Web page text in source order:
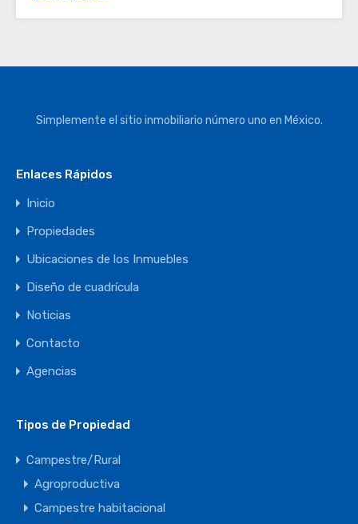
Simplemente el sitio inmobiliario número uno en México.
Enlaces Rápidos
Inicio
Propiedades
Ubicaciones de los Inmuebles
Diseño de cuadrícula
Noticias
Contacto
Agencias
Tipos de Propiedad
Campestre/Rural
Agroproductiva
Campestre habitacional